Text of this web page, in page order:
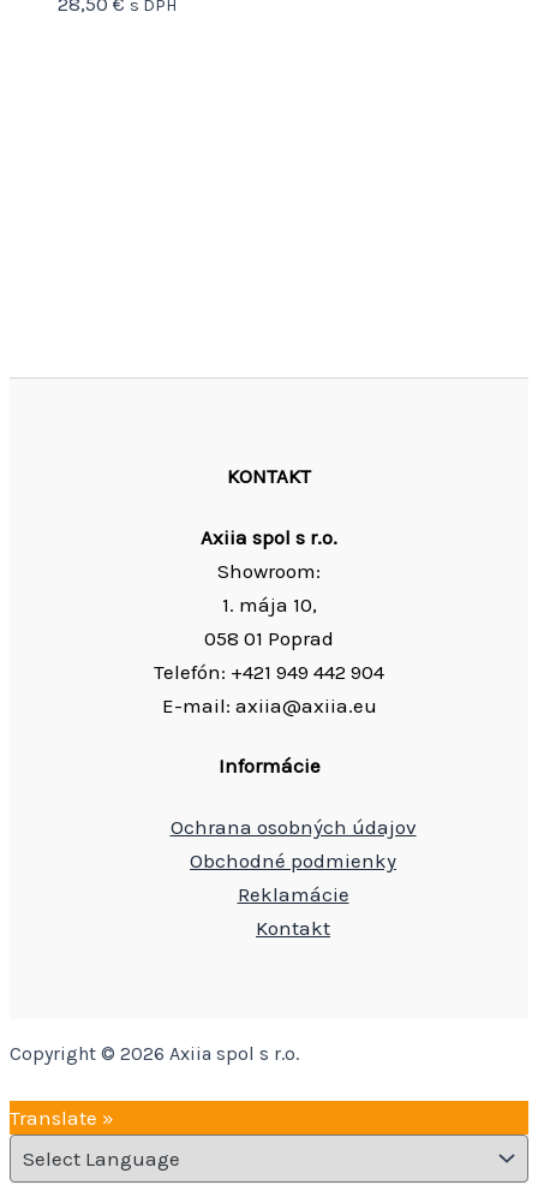
s DPH
KONTAKT
Axiia spol s r.o.
Showroom:
1. mája 10,
058 01 Poprad
Telefón: +421 949 442 904
E-mail: axiia@axiia.eu
Informácie
Ochrana osobných údajov
Obchodné podmienky
Reklamácie
Kontakt
Copyright © 2026 Axiia spol s r.o.
Translate »